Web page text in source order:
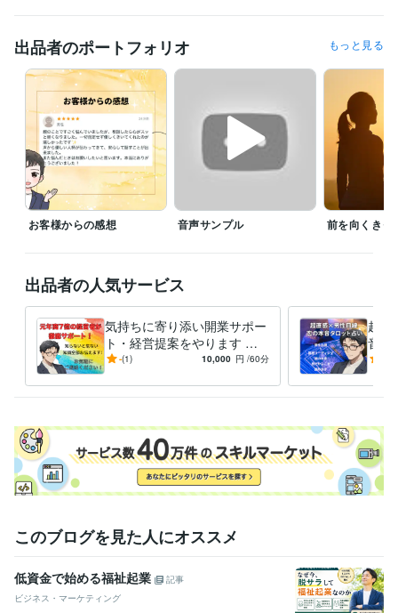
生産・品質管理 / 生産技術・製造技術 経験年数 : 3年
職歴
フランチャイズ契約店舗経営 2010年7月 ~ 2024年7月
外国コスメ販売 2020年10月 ~ 2024年10月
受賞歴
2025年ココナラスタート ココナラ　レギュラーランク
ココナラ開
始36日プラチナランク条件　達成
ココナラ　プラチナランク
ラ販売実績100件 ココナラ販売実績200件 ココナラ販売実績300件
資格・検定
日商簿記検定3級 取得年 : 1997年
ビジネス・クリエイティブツール
その他ツール
困難や挫折も諦めず挑戦し続けられる:30年
経験を活かし悩みに寄り添える:20年
苦境でもユーモアを忘れず、人を安心させれること:20年
大きな失敗から学び、次の挑戦につなげられること:30年
得意分野
悩み相談・カウンセリング 安心できる傾聴力
再挑戦を支える経験力
人間関係に寄り添う共感力
コンサルティング・士業 経営・開業サポート 前を向くきっかけ作り
出品者のポートフォリオ もっと見る
お客様からの感想 音声サンプル 前を向くきっ
出品者の人気サービス
気持ちに寄り添い開業サポー
ト・経営提案をやります 失
敗しない開業準備と継続経営
-(1) 10,000 円 /60分
超直
音と
感力
このブログを見た人にオススメ
低資金で始める福祉起業
記事
ビジネス・マーケティング